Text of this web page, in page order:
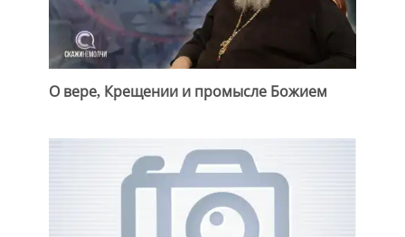
О вере, Крещении и промысле Божием